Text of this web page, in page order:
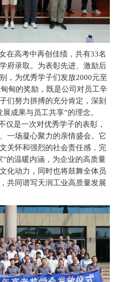
在高考中再创佳绩，共有33名
府录取。为表彰先进、激励后
，为优秀学子们发放2000元至
甸的奖励，既是公司对员工辛
们努力拼搏的充分肯定，深刻
成果与员工共享”的理念。
仅是一次对优秀学子的表彰，
一场凝心聚力的亲情盛会。它
关怀和强烈的社会责任感，完
的温暖内涵，为企业的高质量
化动力，同时也将鼓舞全体员
共同谱写天润工业高质量发展